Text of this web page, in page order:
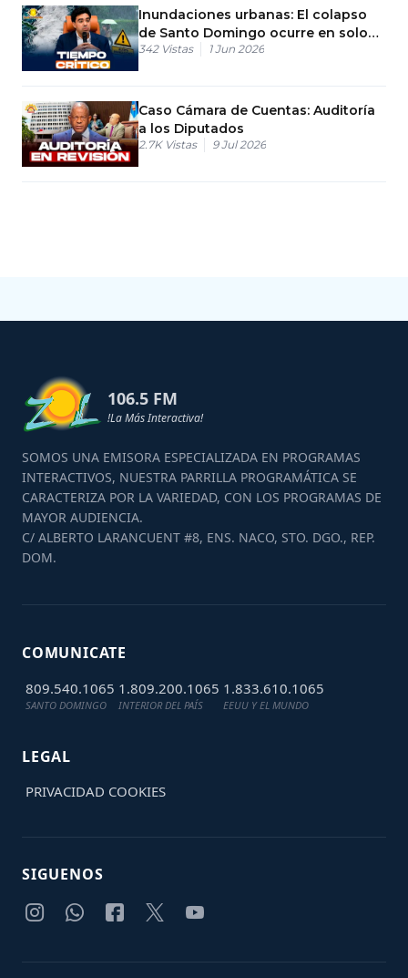
Inundaciones urbanas: El colapso
de Santo Domingo ocurre en solo
30 minutos
342 Vistas 1 Jun 2026
Caso Cámara de Cuentas: Auditoría
a los Diputados
2.7K Vistas 9 Jul 2026
106.5 FM
!La Más Interactiva!
SOMOS UNA EMISORA ESPECIALIZADA EN PROGRAMAS
INTERACTIVOS, NUESTRA PARRILLA PROGRAMÁTICA SE
CARACTERIZA POR LA VARIEDAD, CON LOS PROGRAMAS DE
MAYOR AUDIENCIA.
C/ ALBERTO LARANCUENT #8, ENS. NACO, STO. DGO., REP.
DOM.
COMUNICATE
809.540.1065
SANTO DOMINGO
1.809.200.1065
INTERIOR DEL PAÍS
1.833.610.1065
EEUU Y EL MUNDO
LEGAL
PRIVACIDAD COOKIES
SIGUENOS